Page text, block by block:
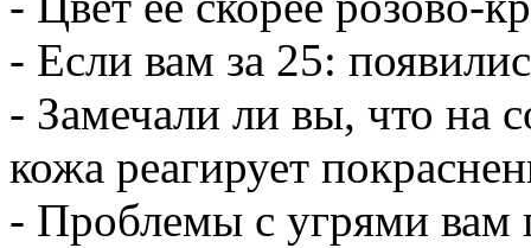
- Если вам за 25:
- Замечали ли вы, что на
кожа реагирует
- Проблемы с угрями вам